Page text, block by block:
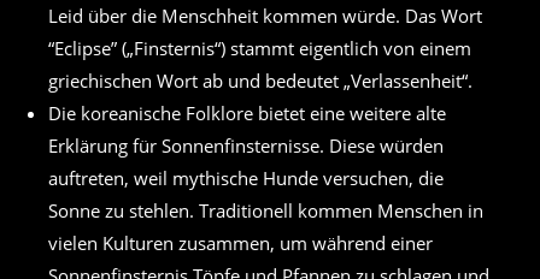
Leid über die Menschheit kommen würde. Das Wort
“Eclipse” („Finsternis“) stammt eigentlich von einem
griechischen Wort ab und bedeutet „Verlassenheit“.
Die koreanische Folklore bietet eine weitere alte
Erklärung für Sonnenfinsternisse. Diese würden
auftreten, weil mythische Hunde versuchen, die
Sonne zu stehlen. Traditionell kommen Menschen in
vielen Kulturen zusammen, um während einer